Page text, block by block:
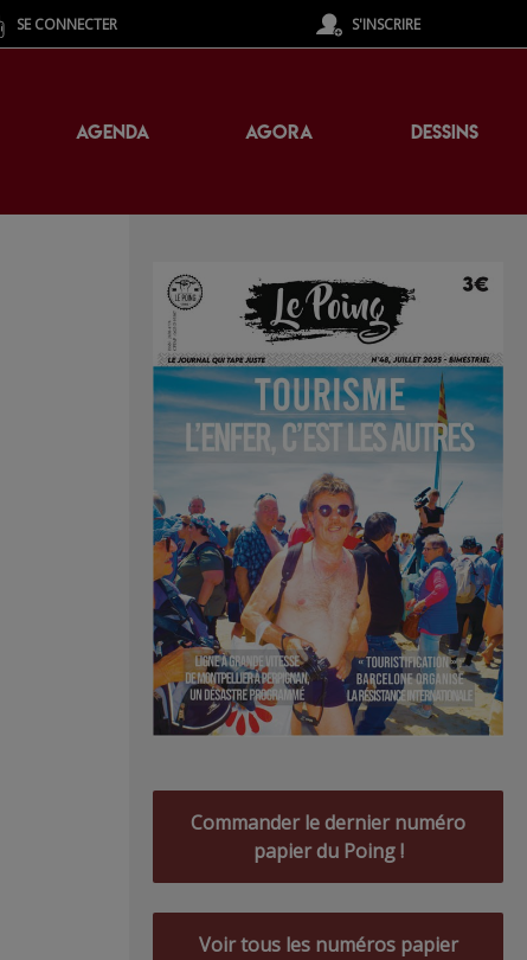
SE CONNECTER S'INSCRIRE
AGENDA AGORA DESSINS
Commander le dernier numéro
papier du Poing !
Voir tous les numéros papier